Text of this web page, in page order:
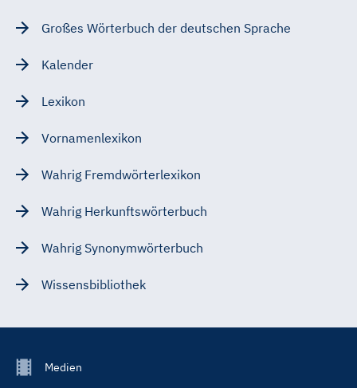
Großes Wörterbuch der deutschen Sprache
Kalender
Lexikon
Vornamenlexikon
Wahrig Fremdwörterlexikon
Wahrig Herkunftswörterbuch
Wahrig Synonymwörterbuch
Wissensbibliothek
FooterMedien